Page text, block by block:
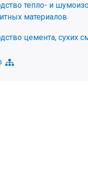
тепло- и
материалов
цемента, сухих